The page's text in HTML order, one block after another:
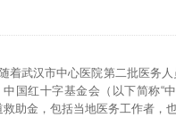
着武汉市中心医院第二批医务
中国红十字基金会（以下简称“
助金，包括当地医务工作者，